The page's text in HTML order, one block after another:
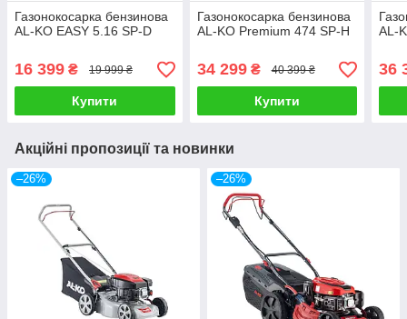
Газонокосарка бензинова
AL-KO EASY 5.16 SP-D
16 399 ₴ 19 999 ₴
Купити
Газонокосарка бензинова
AL-KO Premium 474 SP-H
34 299₴ 40 399 ₴
Купити
AL-
36
Акційні пропозиції та новинки
–26% –26%